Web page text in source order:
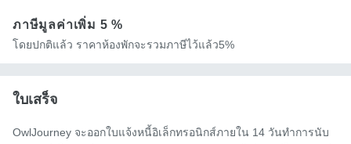
ภาษีมูลค่าเพิ่ม 5 %
โดยปกติแล้ว ราคาห้องพักจะรวมภาษีไว้แล้ว5%
ใบเสร็จ
OwlJourney จะออกใบแจ้งหนี้อิเล็กทรอนิกส์ภายใน 14 วันทำการนับ